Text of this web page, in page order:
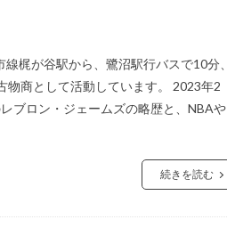
梶が谷駅から、鷺沼駅行バスで10分、
商として活動しています。 2023年2
ブロン・ジェームズの略歴と、NBAや
続きを読む